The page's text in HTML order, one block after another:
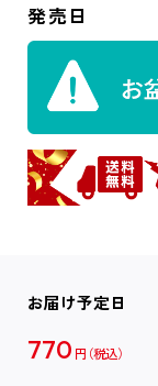
発売日
お届け予定日
770 円